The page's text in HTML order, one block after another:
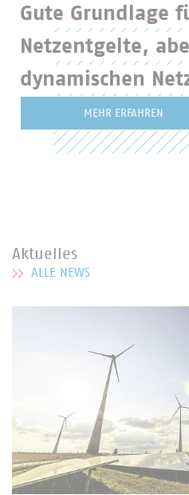
Gute Grundlage
Netzentgelte,
dynamischen
MEHR ERFAHREN
Aktuelles
MEHR ZU AKTUELLES
ALLE NEWS